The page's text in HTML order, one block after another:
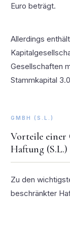
Euro beträgt.
Allerdings
Gesellschaften
Stammkapital
GMBH (S.L.)
Vorteile einer
Haftung (S.L.)
Zu den
beschränkter